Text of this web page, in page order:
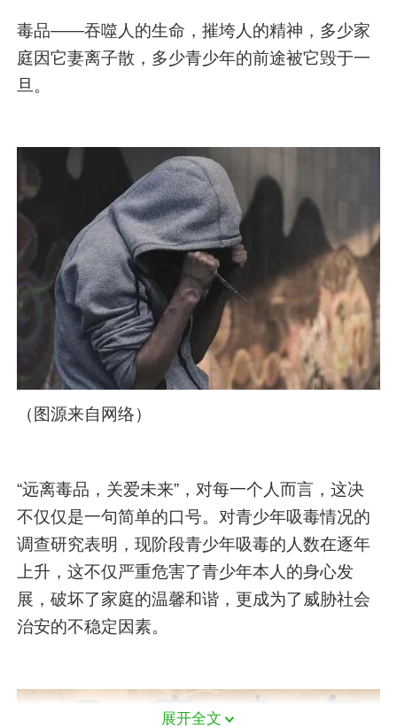
毒品——吞噬人的生命，摧垮人的精神，多少家
庭因它妻离子散，多少青少年的前途被它毁于一
旦。
（图源来自网络）
“远离毒品，关爱未来”，对每一个人而言，这决
不仅仅是一句简单的口号。对青少年吸毒情况的
调查研究表明，现阶段青少年吸毒的人数在逐年
上升，这不仅严重危害了青少年本人的身心发
展，破坏了家庭的温馨和谐，更成为了威胁社会
治安的不稳定因素。
展开全文